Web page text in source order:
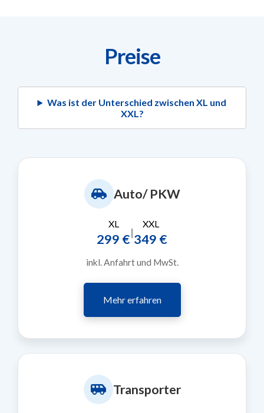
Preise
Was ist der Unterschied zwischen XL und
XXL?
Auto/ PKW
XL
299 €|
XXL
349 €
inkl. Anfahrt und MwSt.
Mehr erfahren
Transporter